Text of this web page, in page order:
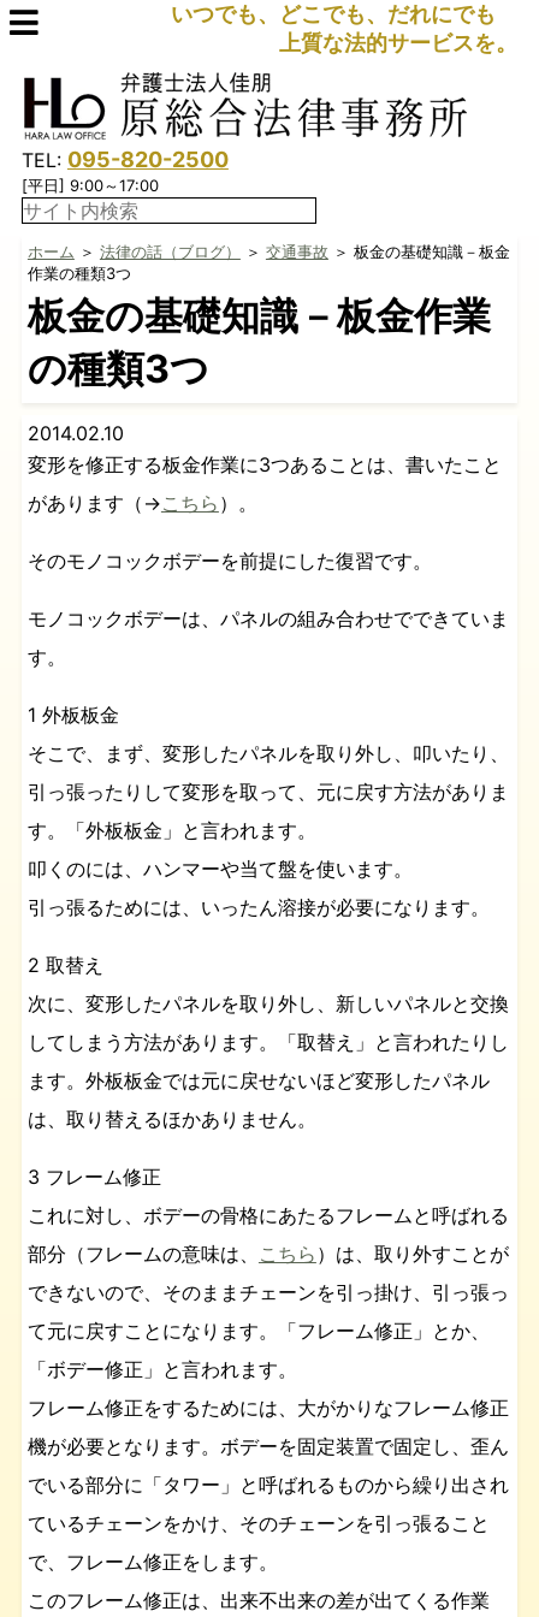
いつでも、どこでも、だれにでも
上質な法的サービスを。
TEL: 095-820-2500
[平日] 9:00～17:00
ホーム ＞ 法律の話（ブログ） ＞ 交通事故 ＞ 板金の基礎知識－板金
作業の種類3つ
板金の基礎知識－板金作業
の種類3つ
2014.02.10
変形を修正する板金作業に3つあることは、書いたこと
があります（→こちら ）。
そのモノコックボデーを前提にした復習です。
モノコックボデーは、パネルの組み合わせでできていま
す。
1 外板板金
そこで、まず、変形したパネルを取り外し、叩いたり、
引っ張ったりして変形を取って、元に戻す方法がありま
す。「外板板金」と言われます。
叩くのには、ハンマーや当て盤を使います。
引っ張るためには、いったん溶接が必要になります。
2 取替え
次に、変形したパネルを取り外し、新しいパネルと交換
してしまう方法があります。「取替え」と言われたりし
ます。外板板金では元に戻せないほど変形したパネル
は、取り替えるほかありません。
3 フレーム修正
これに対し、ボデーの骨格にあたるフレームと呼ばれる
部分（フレームの意味は、
こちら ）は、取り外すことが
できないので、そのままチェーンを引っ掛け、引っ張っ
て元に戻すことになります。「フレーム修正」とか、
「ボデー修正」と言われます。
フレーム修正をするためには、大がかりなフレーム修正
機が必要となります。ボデーを固定装置で固定し、歪ん
でいる部分に「タワー」と呼ばれるものから繰り出され
ているチェーンをかけ、そのチェーンを引っ張ること
で、フレーム修正をします。
このフレーム修正は、出来不出来の差が出てくる作業